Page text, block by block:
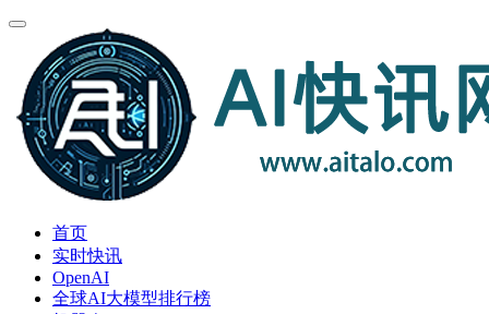
首页
实时快讯
OpenAI
全球AI大模型排行榜